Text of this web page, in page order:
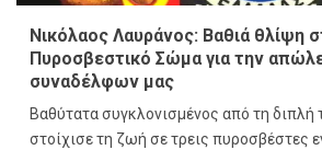
Νικόλαος Λαυράνος: Βαθιά θλίψη
Πυροσβεστικό Σώμα για την
συναδέλφων μας
Βαθύτατα συγκλονισμένος από τη διπλή
στοίχισε τη ζωή σε τρεις πυροσβέστες